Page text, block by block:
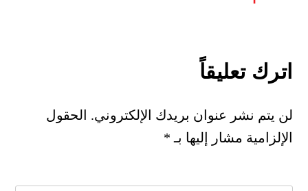
اترك تعليقاً
لن يتم نشر عنوان بريدك الإلكتروني. الحقول
الإلزامية مشار إليها بـ *